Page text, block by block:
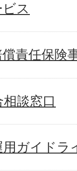
ス
責任保険
談窓口
ガイドラ